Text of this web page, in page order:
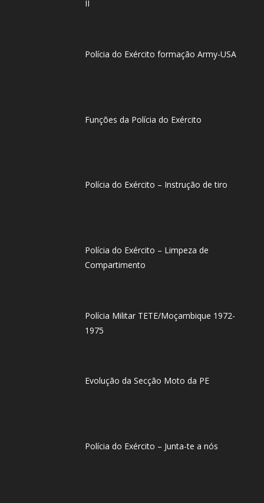
II
Polícia do Exército formação Army-USA
Funções da Polícia do Exército
Polícia do Exército – Instrução de tiro
Polícia do Exército – Limpeza de
Compartimento
Polícia Militar TETE/Moçambique 1972-
1975
Evolução da Secção Moto da PE
Polícia do Exército – Junta-te a nós